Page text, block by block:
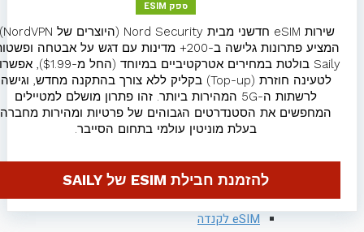
eSIM לסרביה
eSIM להודו
eSIM לפולין
eSIM לפורטוגל
eSIM לצרפת
eSIM לקזחסטן
eSIM לקנדה
שירות eSIM חדשני מבית Nord Security (היוצרים של NordVPN),
המציע פתרונות גלישה ב-200+ מדינות עם דגש על אבטחה ופשטות.
Saily בולטת במחירים אטרקטיביים במיוחד (החל מ-$1.99), אפשרות
לטעינה חוזרת (Top-up) בקליק ללא צורך בהתקנה מחדש, וגישה
לרשתות ה-5G המהירות ביותר. זהו פתרון מושלם למטיילים
המחפשים את הסטנדרטים הגבוהים של פרטיות ומהירות מחברה
בעלת מוניטין עולמי בתחום הסייבר.
להזמנת חבילת ESIM של SAILY